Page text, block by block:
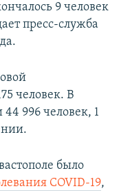
9 человек
пресс-служба
человек. В
996 человек, 1
было
COVID-19,